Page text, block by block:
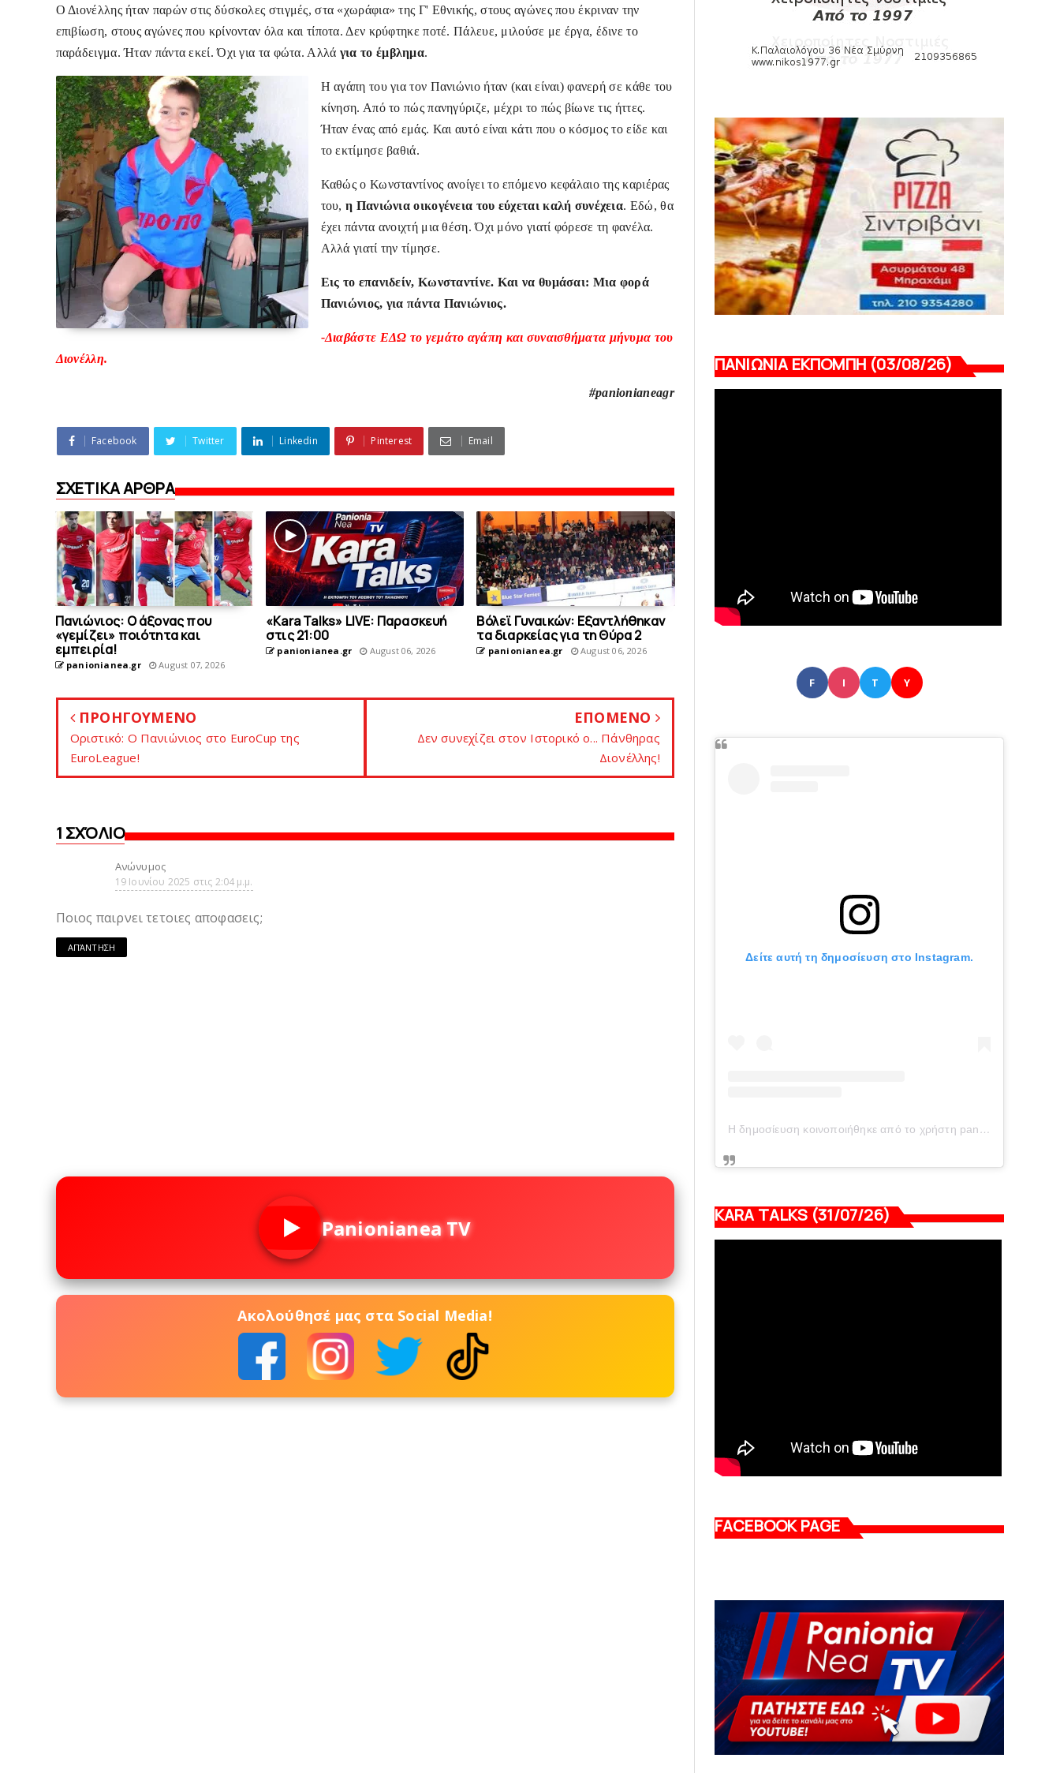
Ο Διονέλλης ήταν παρών στις δύσκολες στιγμές, στα «χωράφια» της Γ' Εθνικής, στους αγώνες που έκριναν την
επιβίωση, στους αγώνες που κρίνονταν όλα και τίποτα. Δεν κρύφτηκε ποτέ. Πάλευε, μιλούσε με έργα, έδινε το
παράδειγμα. Ήταν πάντα εκεί. Όχι για τα φώτα. Αλλά για το έμβλημα.
Η αγάπη του για τον Πανιώνιο ήταν (και είναι) φανερή σε κάθε του
κίνηση. Από το πώς πανηγύριζε, μέχρι το πώς βίωνε τις ήττες.
Ήταν ένας από εμάς. Και αυτό είναι κάτι που ο κόσμος το είδε και
το εκτίμησε βαθιά.
Καθώς ο Κωνσταντίνος ανοίγει το επόμενο κεφάλαιο της καριέρας
του, η Πανιώνια οικογένεια του εύχεται καλή συνέχεια. Εδώ, θα
έχει πάντα ανοιχτή μια θέση. Όχι μόνο γιατί φόρεσε τη φανέλα.
Αλλά γιατί την τίμησε.
Εις το επανιδείν, Κωνσταντίνε. Και να θυμάσαι: Μια φορά
Πανιώνιος, για πάντα Πανιώνιος.
-Διαβάστε ΕΔΩ το γεμάτο αγάπη και συναισθήματα μήνυμα του
Διονέλλη.
#panionianeagr
Facebook Twitter Linkedin Pinterest Email
ΣΧΕΤΙΚΑ ΑΡΘΡΑ
Πανιώνιος: O άξονας που
«γεμίζει» ποιότητα και
εμπειρία!
panionianea.gr August 07, 2026
«Kara Talks» LIVE: Παρασκευή
στις 21:00
panionianea.gr August 06, 2026
Bόλεϊ Γυναικών: Εξαντλήθηκαν
τα διαρκείας για τη Θύρα 2
panionianea.gr August 06, 2026
ΠΡΟΗΓΟΥΜΕΝΟ
Oριστικό: O Πανιώνιος στο EuroCup της
EuroLeague!
ΕΠΟΜΕΝΟ
Δεν συνεχίζει στoν Ιστορικό o... Πάνθηρας
Διονέλλης!
1 ΣΧΌΛΙΟ
Ανώνυμος
19 Ιουνίου 2025 στις 2:04 μ.μ.
Ποιος παιρνει τετοιες αποφασεις;
ΑΠΆΝΤΗΣΗ
Panionianea TV
Ακολούθησέ μας στα Social Media!
εισιτηρίων διαρκείας του βόλεϊ...
ΠΟΛΟ
HEADLINES
Πανιώνια Εκπομπή: Έπεσε η αυλαία της
σεζόν με όλη την επικαι...
August 04, 2026
ΠΑΝΙΩΝΙΑ ΕΚΠΟΜΠΗ (03/08/26)
F I T Y
Δείτε αυτή τη δημοσίευση στο Instagram.
Η δημοσίευση κοινοποιήθηκε από το χρήστη panionianea.gr (@panionianea.gr)
KARA TALKS (31/07/26)
FACEBOOK PAGE